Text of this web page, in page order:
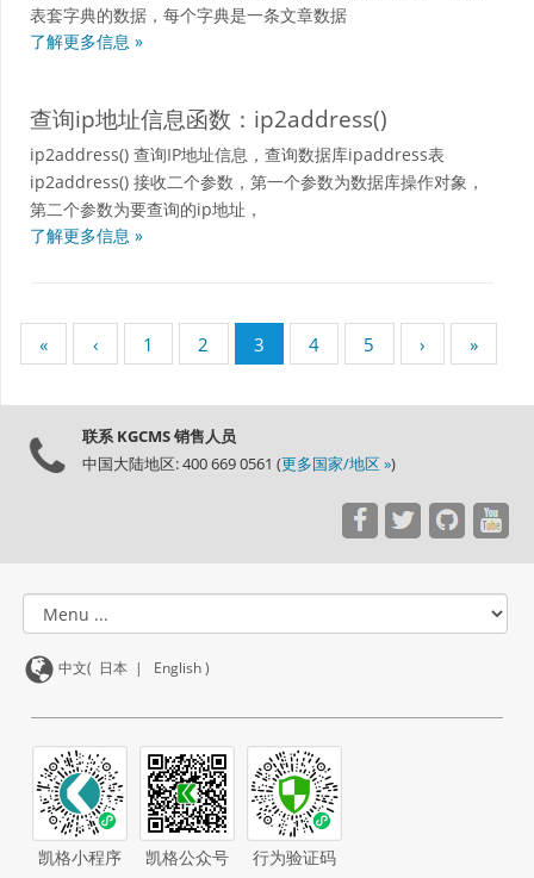
表套字典的数据，每个字典是一条文章数据
了解更多信息 »
查询ip地址信息函数：ip2address()
ip2address() 查询IP地址信息，查询数据库ipaddress表
ip2address() 接收二个参数，第一个参数为数据库操作对象，
第二个参数为要查询的ip地址，
了解更多信息 »
« ‹ 1 2 3 4 5 › »
联系 KGCMS 销售人员
中国大陆地区: 400 669 0561 (更多国家/地区 »)
中文( 日本| English)
凯格小程序 凯格公众号 行为验证码